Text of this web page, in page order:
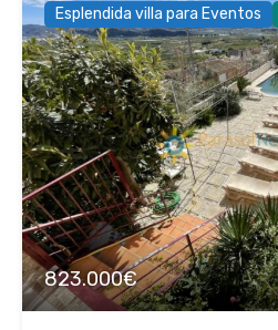
Esplendida villa para Eventos
823.000€